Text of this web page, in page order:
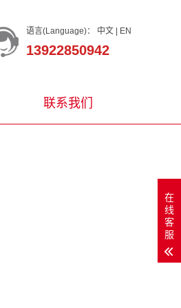
语言(Language)： 中文 EN
13922850942
联系我们
在
线
客
服